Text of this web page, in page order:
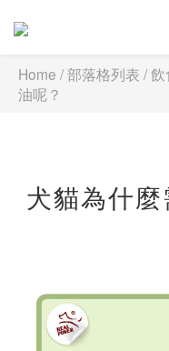
Home /部落格列表 /飲
油呢？
犬貓為什